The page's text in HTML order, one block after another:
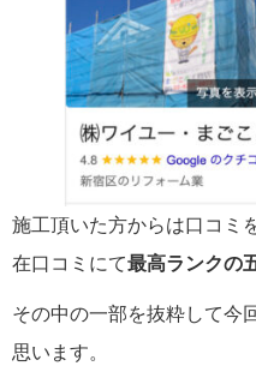
施工頂いた方からは口コミ
在口コミにて最高ランクの
その中の一部を抜粋して今
思います。